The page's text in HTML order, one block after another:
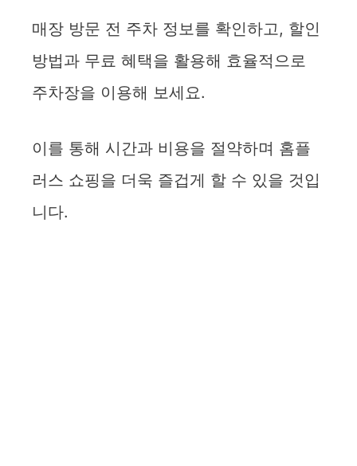
매장 방문 전 주차 정보를 확인하고, 할인
방법과 무료 혜택을 활용해 효율적으로
주차장을 이용해 보세요.
이를 통해 시간과 비용을 절약하며 홈플
러스 쇼핑을 더욱 즐겁게 할 수 있을 것입
니다.